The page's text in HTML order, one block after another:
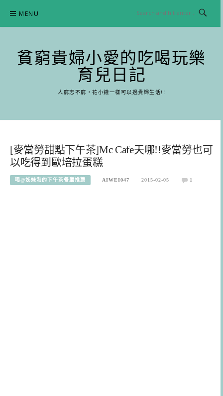
content
MENU
貧窮貴婦小愛的吃喝玩樂
育兒日記
人窮志不窮，花小錢一樣可以過貴婦生活!!
[麥當勞甜點下午茶]Mc Cafe天哪!!麥當勞也可
以吃得到歐培拉蛋糕
喝@姊妹淘的下午茶餐廳推薦 AIWEI047 2015-02-05 1